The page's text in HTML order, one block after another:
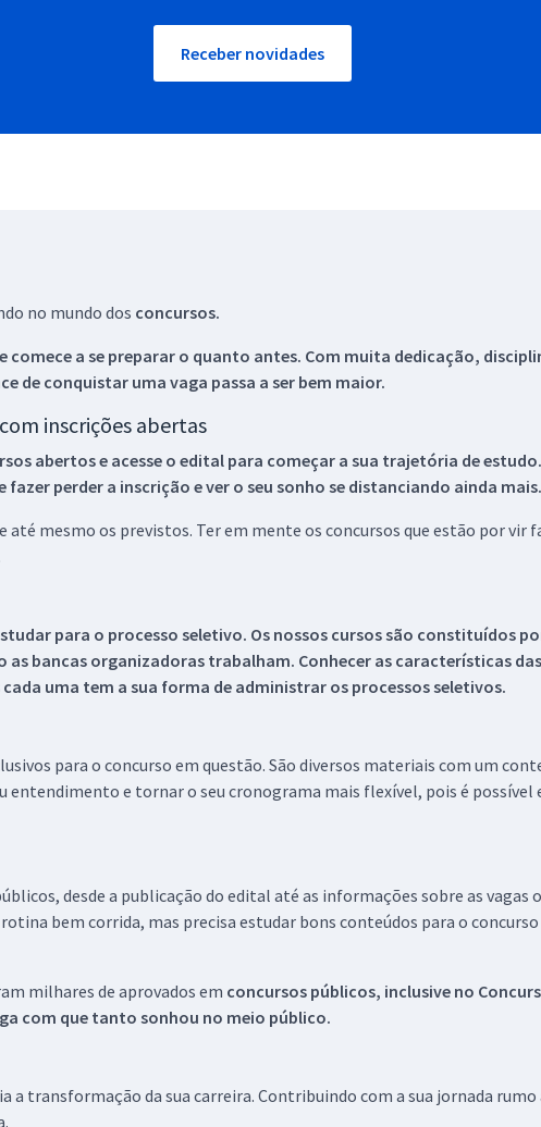
Receber novidades
no mundo dos concursos.
comece a se preparar o quanto antes. Com muita dedicação,
de conquistar uma vaga passa a ser bem maior.
inscrições abertas
abertos e acesse o edital para começar a sua trajetória de
perder a inscrição e ver o seu sonho se distanciando ainda mais.
mesmo os previstos. Ter em mente os concursos que estão por vir
para o processo seletivo. Os nossos cursos são constituídos
bancas organizadoras trabalham. Conhecer as características
uma tem a sua forma de administrar os processos seletivos.
para o concurso em questão. São diversos materiais com um
entendimento e tornar o seu cronograma mais flexível, pois é possível
desde a publicação do edital até as informações sobre as vagas
bem corrida, mas precisa estudar bons conteúdos para o
milhares de aprovados em concursos públicos, inclusive no
com que tanto sonhou no meio público.
a transformação da sua carreira. Contribuindo com a sua jornada